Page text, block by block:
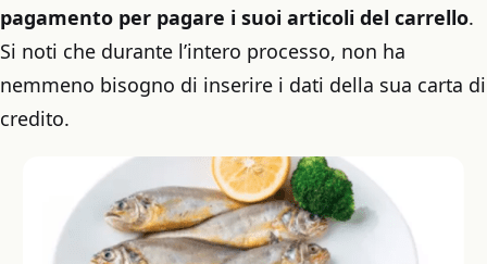
pagamento per pagare i suoi articoli del carrello.
Si noti che durante l’intero processo, non ha
nemmeno bisogno di inserire i dati della sua carta di
credito.